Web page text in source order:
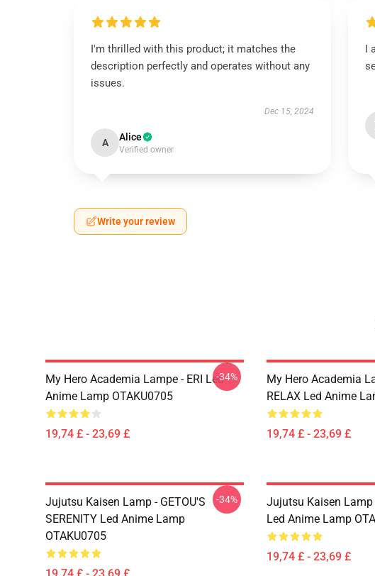
I'm thrilled with this product; it matches the
description perfectly and operates without any
issues.
Dec 15, 2024
A Alice
Verified owner
I
Write your review
My Hero Academia Lampe - ERI Led
Anime Lamp OTAKU0705
19,74 £ - 23,69 £
-34%
My Hero Academia
RELAX Led Anime
19,74 £ - 23,69 £
Jujutsu Kaisen Lamp - GETOU'S
SERENITY Led Anime Lamp
OTAKU0705
-34%
Jujutsu Kaisen Lamp
Led Anime Lamp
19,74 £ - 23,69 £